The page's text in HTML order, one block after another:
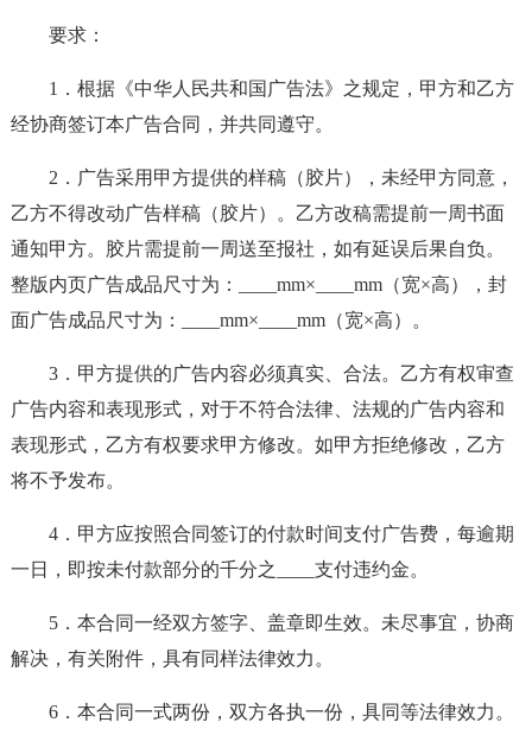
要求：
1．根据《中华人民共和国广告法》之规定，甲方和乙方
经协商签订本广告合同，并共同遵守。
2．广告采用甲方提供的样稿（胶片），未经甲方同意，
乙方不得改动广告样稿（胶片）。乙方改稿需提前一周书面
通知甲方。胶片需提前一周送至报社，如有延误后果自负。
整版内页广告成品尺寸为：____mm×____mm（宽×高），封
面广告成品尺寸为：____mm×____mm（宽×高）。
3．甲方提供的广告内容必须真实、合法。乙方有权审查
广告内容和表现形式，对于不符合法律、法规的广告内容和
表现形式，乙方有权要求甲方修改。如甲方拒绝修改，乙方
将不予发布。
4．甲方应按照合同签订的付款时间支付广告费，每逾期
一日，即按未付款部分的千分之____支付违约金。
5．本合同一经双方签字、盖章即生效。未尽事宜，协商
解决，有关附件，具有同样法律效力。
6．本合同一式两份，双方各执一份，具同等法律效力。